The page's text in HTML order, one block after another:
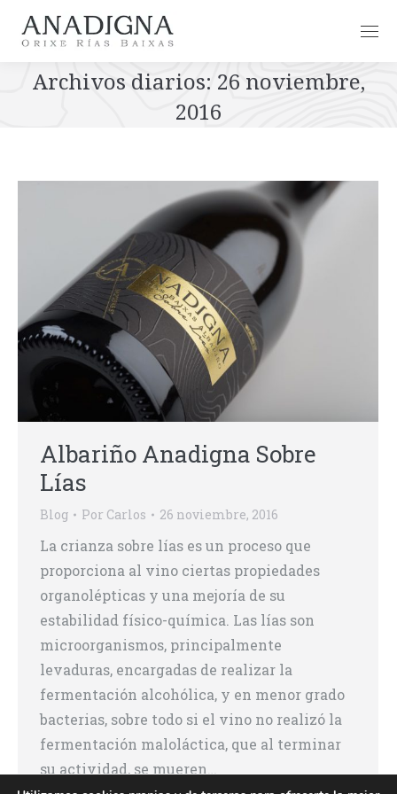
Archivos diarios: 26 noviembre,
2016
Albariño Anadigna Sobre
Lías
Blog Por Carlos 26 noviembre, 2016
La crianza sobre lías es un proceso que
proporciona al vino ciertas propiedades
organolépticas y una mejoría de su
estabilidad físico-química. Las lías son
microorganismos, principalmente
levaduras, encargadas de realizar la
fermentación alcohólica, y en menor grado
bacterias, sobre todo si el vino no realizó la
fermentación maloláctica, que al terminar
su actividad, se mueren…